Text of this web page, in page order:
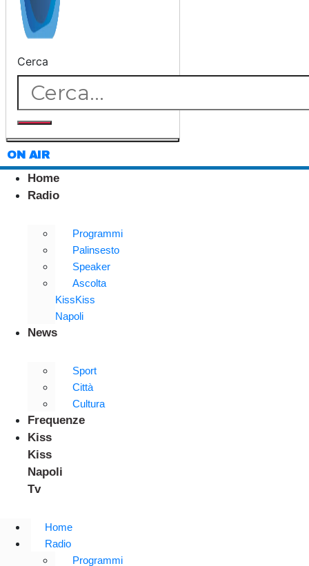
Cerca
ON AIR
Home
Radio
Programmi
Palinsesto
Speaker
Ascolta
KissKiss
Napoli
News
Sport
Città
Cultura
Frequenze
Kiss
Kiss
Napoli
Tv
Home
Radio
Programmi